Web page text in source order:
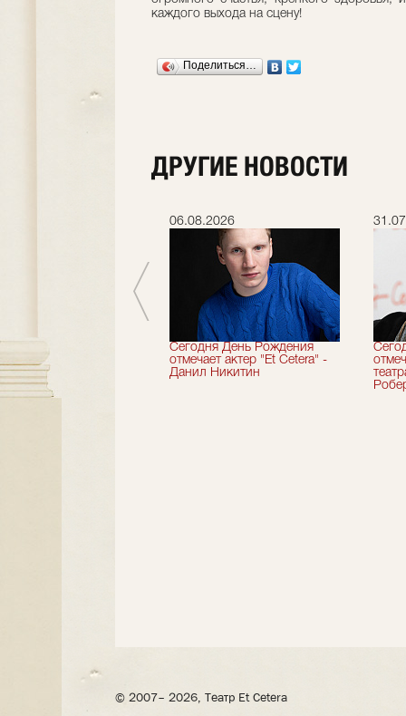
каждого выхода на сцену!
Поделиться…
ДРУГИЕ НОВОСТИ
сезон!
06.08.2026
Сегодня День Рождения
отмечает актер "Et Cetera" -
Данил Никитин
© 2007– 2026, Театр Et Cetera